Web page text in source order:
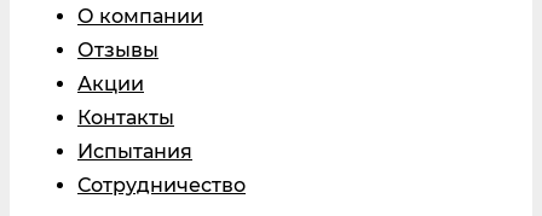
О компании
Отзывы
Акции
Контакты
Испытания
Сотрудничество